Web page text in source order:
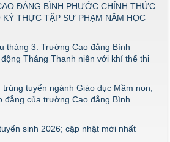
KHẢO ĐIỂM THI TỐT NGHIỆP
Y - DƯỢC NĂM 2026
thi năng khiếu ngành Giáo dục
ĐẲNG BÌNH PHƯỚC CHÍNH THỨC
KỲ THỰC TẬP SƯ PHẠM NĂM HỌC
tháng 3: Trường Cao đẳng Bình
Tháng Thanh niên với khí thế thi
tuyển ngành Giáo dục Mầm non,
đẳng của trường Cao đẳng Bình
sinh 2026; cập nhật mới nhất